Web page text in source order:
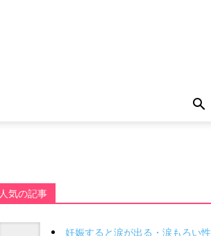
人気の記事
妊娠すると涙が出る・涙もろい性